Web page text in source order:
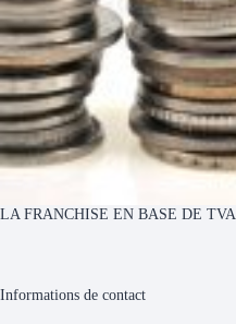
LA FRANCHISE EN BASE DE TVA
Informations de contact